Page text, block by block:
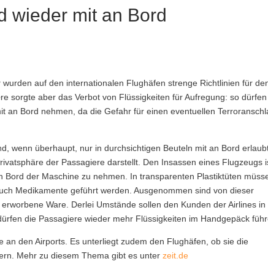
wieder mit an Bord
auf den internationalen Flughäfen strenge Richtlinien für
sorgte aber das Verbot von Flüssigkeiten für Aufregung: so dürfen
an Bord nehmen, da die Gefahr für einen eventuellen
wenn überhaupt, nur in durchsichtigen Beuteln mit an Bord
der Passagiere darstellt. Den Insassen eines Flugzeugs
der Maschine zu nehmen. In transparenten Plastiktüten
Medikamente geführt werden. Ausgenommen sind von dieser
Ware. Derlei Umstände sollen den Kunden der Airlines in
die Passagiere wieder mehr Flüssigkeiten im Handgepäck
den Airports. Es unterliegt zudem den Flughäfen, ob sie die
Mehr zu diesem Thema gibt es unterzeit.de